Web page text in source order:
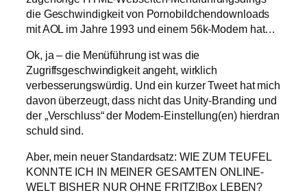
die Geschwindigkeit von Pornobildchendownloads
mit AOL im Jahre 1993 und einem 56k-Modem hat…
Ok, ja – die Menüführung ist was die
Zugriffsgeschwindigkeit angeht, wirklich
verbesserungswürdig. Und ein kurzer Tweet hat mich
davon überzeugt, dass nicht das Unity-Branding und
der „Verschluss“ der Modem-Einstellung(en) hierdran
schuld sind.
Aber, mein neuer Standardsatz: WIE ZUM TEUFEL
KONNTE ICH IN MEINER GESAMTEN ONLINE-
WELT BISHER NUR OHNE FRITZ!Box LEBEN?